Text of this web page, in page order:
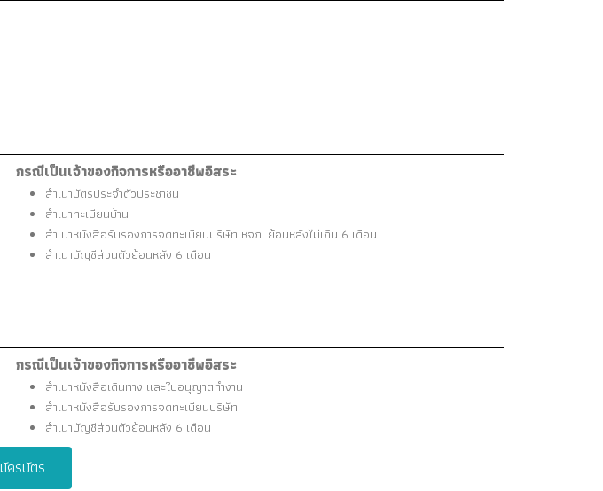
กรณีเป็นเจ้าของกิจการหรืออาชีพอิสระ
สำเนาบัตรประจำตัวประชาชน
สำเนาทะเบียนบ้าน
สำเนาหนังสือรับรองการจดทะเบียนบริษัท หจก. ย้อนหลังไม่เกิน 6 เดือน
สำเนาบัญชีส่วนตัวย้อนหลัง 6 เดือน
กรณีเป็นเจ้าของกิจการหรืออาชีพอิสระ
สำเนาหนังสือเดินทาง และใบอนุญาตทำงาน
สำเนาหนังสือรับรองการจดทะเบียนบริษัท
สำเนาบัญชีส่วนตัวย้อนหลัง 6 เดือน
ครบัตร